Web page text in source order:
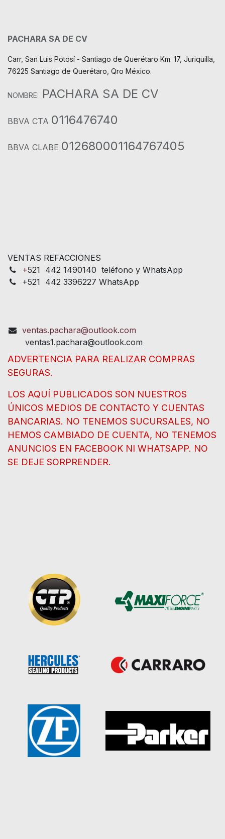
PACHARA SA DE CV
Carr, San Luis Potosí - Santiago de Querétaro Km. 17, Juriquilla,
76225 Santiago de Querétaro, Qro México.
NOMBRE: PACHARA SA DE CV
BBVA CTA 0116476740
BBVA CLABE 012680001164767405
VENTAS REFACCIONES
+521 442 1490140 teléfono y WhatsApp
+521 442 3396227 WhatsApp
ventas.pachara@outlook.com
ventas1.pachara@outlook.com
ADVERTENCIA PARA REALIZAR COMPRAS
SEGURAS.
LOS AQUÍ PUBLICADOS SON NUESTROS
ÚNICOS MEDIOS DE CONTACTO Y CUENTAS
BANCARIAS. NO TENEMOS SUCURSALES, NO
HEMOS CAMBIADO DE CUENTA, NO TENEMOS
ANUNCIOS EN FACEBOOK NI WHATSAPP. NO
SE DEJE SORPRENDER.